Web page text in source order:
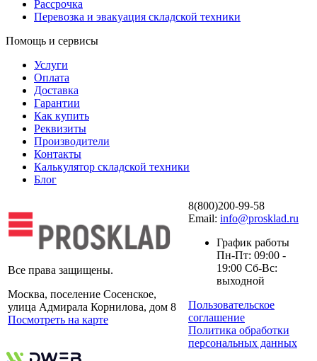
Рассрочка
Перевозка и эвакуация складской техники
Помощь и сервисы
Услуги
Оплата
Доставка
Гарантии
Как купить
Реквизиты
Производители
Контакты
Калькулятор складской техники
Блог
Все права защищены.
Москва, поселение Сосенское,
улица Адмирала Корнилова, дом 8
Посмотреть на карте
8(800)200-99-58
Email: info@prosklad.ru
График работы
Пн-Пт: 09:00 -
19:00 Сб-Вс:
выходной
Пользовательское
соглашение
Политика обработки
персональных данных